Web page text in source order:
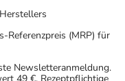
Referenzpreis (MRP) für
Newsletteranmeldung.